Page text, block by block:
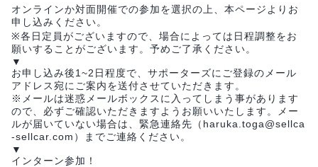
オンラインか対面開催での参加を選択の上、本ページよりお
申し込みください。
※各日定員がございますので、場合によっては日程調整をお
願いすることがございます。予めご了承ください。
▼
お申し込み後1~2日程度で、サポーターズにご登録のメール
アドレス宛にご案内を送付させていただきます。
※メールは迷惑メールボックスに入ってしまう事があります
ので、必ずご確認いただきますようお願いいたします。メー
ルが届いていない場合は、緊急連絡先（haruka.toga@sellca
-sellcar.com）までご連絡ください。
▼
インターン参加！